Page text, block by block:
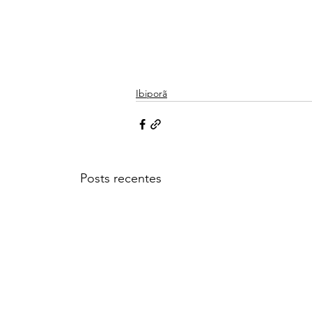
Ibiporã
Posts recentes